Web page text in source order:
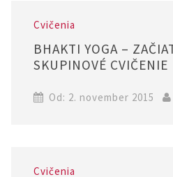
Cvičenia
BHAKTI YOGA –
SKUPINOVÉ CVIČENIE
Od: 2. november 2015
Cvičenia